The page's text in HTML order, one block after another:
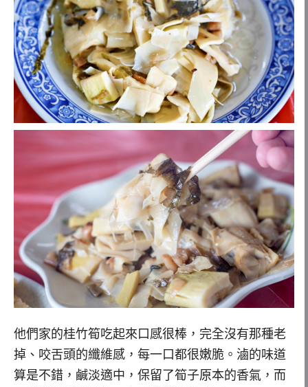
他們家的桂竹筍吃起來口感很棒，完全沒有那種老
掉、咬舌頭的纖維感，每一口都很嫩脆。滷的味道
算是不錯，鹹淡適中，保留了筍子原本的香氣，而